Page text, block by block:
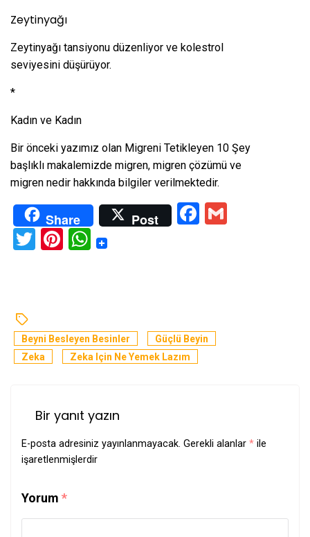
Zeytinyağı
Zeytinyağı tansiyonu düzenliyor ve kolestrol
seviyesini düşürüyor.
*
Kadın ve Kadın
Bir önceki yazımız olan Migreni Tetikleyen 10 Şey
başlıklı makalemizde migren, migren çözümü ve
migren nedir hakkında bilgiler verilmektedir.
Share Post Facebook
Twitter
Pinterest
WhatsApp
Beyni Besleyen Besinler
Güçlü Beyin
Zeka
Zeka Için Ne Yemek Lazım
Bir yanıt yazın
E-posta adresiniz yayınlanmayacak. Gerekli alanlar * ile
işaretlenmişlerdir
Yorum *